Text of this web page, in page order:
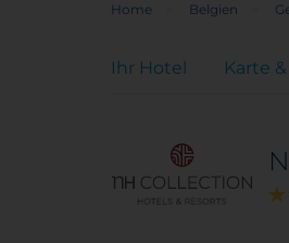
Home Belgien
Ihr Hotel Karte